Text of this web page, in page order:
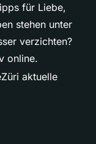
für Liebe,
stehen unter
verzichten?
online.
aktuelle